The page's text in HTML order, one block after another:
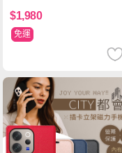
$1,980
免運